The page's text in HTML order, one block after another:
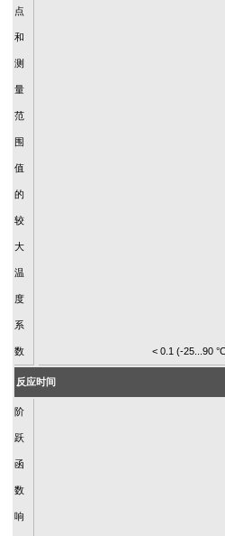
点
和
测
量
范
围
值
的
较
大
温
度
系
数 < 0.1 (-25...90
反应时间
阶
跃
函
数
响